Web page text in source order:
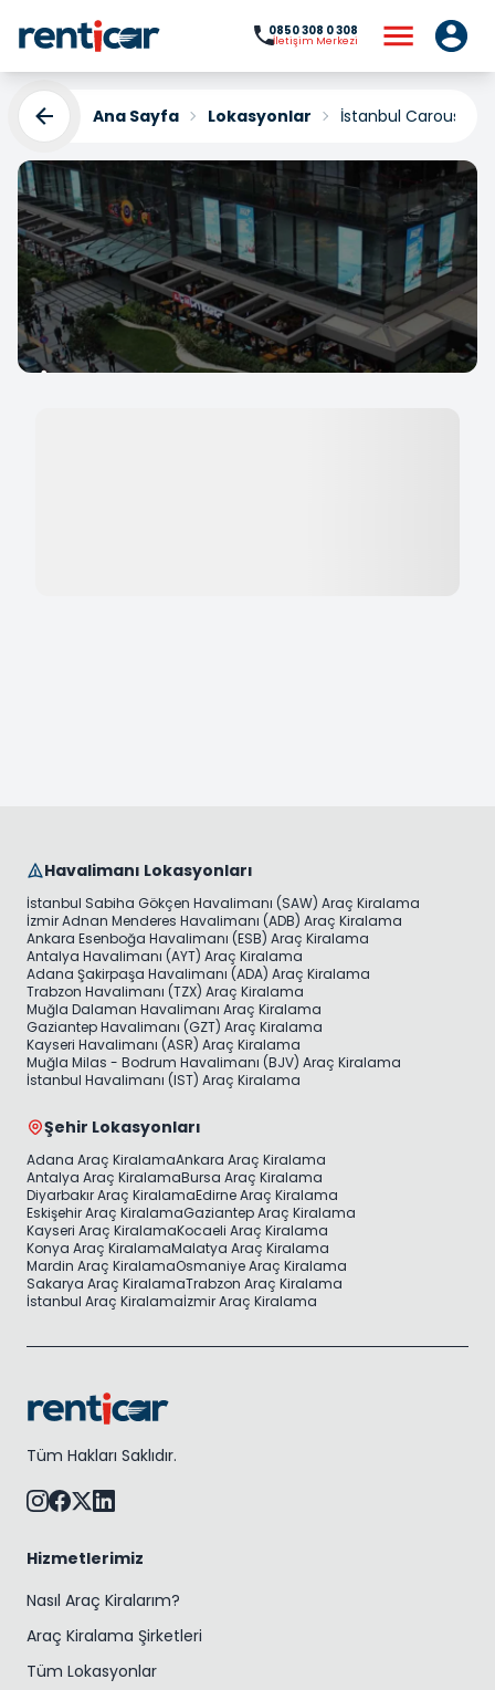
0850 308 0 308
İletişim Merkezi
Ana Sayfa Lokasyonlar İstanbul Carousel
İstanbul Carousel AVM
Havalimanı Lokasyonları
İstanbul Sabiha Gökçen Havalimanı (SAW) Araç Kiralama
İzmir Adnan Menderes Havalimanı (ADB) Araç Kiralama
Ankara Esenboğa Havalimanı (ESB) Araç Kiralama
Antalya Havalimanı (AYT) Araç Kiralama
Adana Şakirpaşa Havalimanı (ADA) Araç Kiralama
Trabzon Havalimanı (TZX) Araç Kiralama
Muğla Dalaman Havalimanı Araç Kiralama
Gaziantep Havalimanı (GZT) Araç Kiralama
Kayseri Havalimanı (ASR) Araç Kiralama
Muğla Milas - Bodrum Havalimanı (BJV) Araç Kiralama
İstanbul Havalimanı (IST) Araç Kiralama
Şehir Lokasyonları
Adana Araç KiralamaAnkara Araç Kiralama
Antalya Araç KiralamaBursa Araç Kiralama
Diyarbakır Araç KiralamaEdirne Araç Kiralama
Eskişehir Araç KiralamaGaziantep Araç Kiralama
Kayseri Araç KiralamaKocaeli Araç Kiralama
Konya Araç KiralamaMalatya Araç Kiralama
Mardin Araç KiralamaOsmaniye Araç Kiralama
Sakarya Araç KiralamaTrabzon Araç Kiralama
İstanbul Araç Kiralamaİzmir Araç Kiralama
Tüm Hakları Saklıdır.
Hizmetlerimiz
Nasıl Araç Kiralarım?
Araç Kiralama Şirketleri
Tüm Lokasyonlar